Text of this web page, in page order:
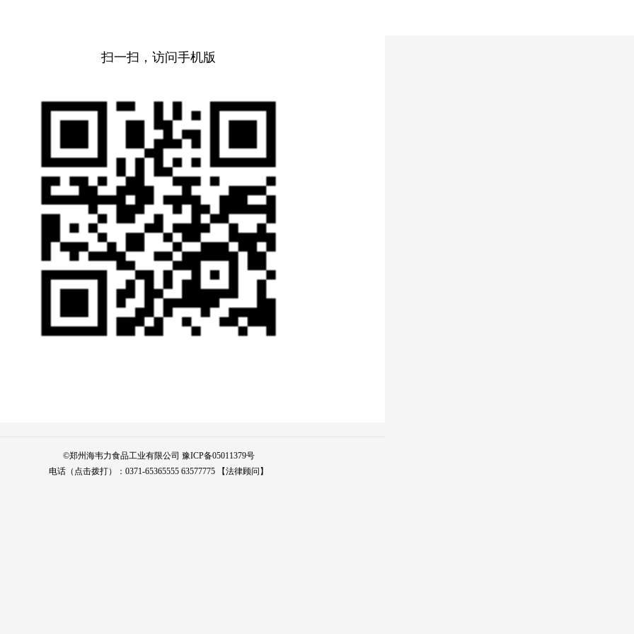
扫一扫，访问手机版
©郑州海韦力食品工业有限公司 豫ICP备05011379号
电话（点击拨打）： 0371-65365555 63577775 【法律顾问】